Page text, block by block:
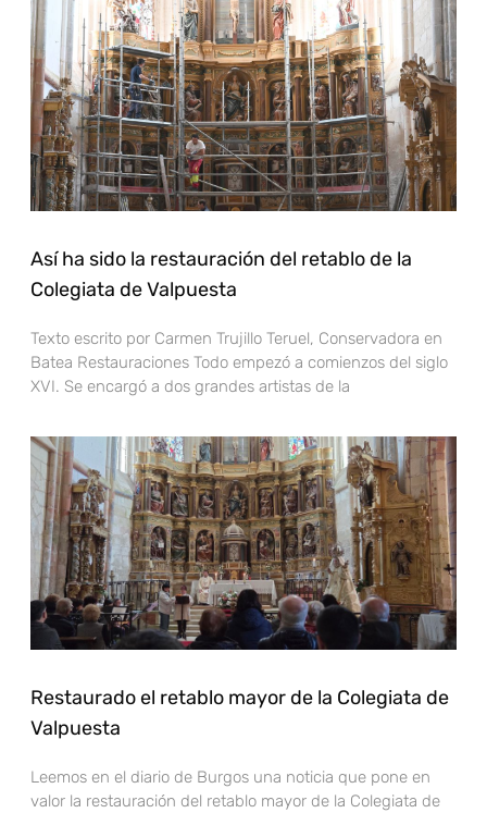
Así ha sido la restauración del retablo de la
Colegiata de Valpuesta
Texto escrito por Carmen Trujillo Teruel, Conservadora en
Batea Restauraciones Todo empezó a comienzos del siglo
XVI. Se encargó a dos grandes artistas de la
Restaurado el retablo mayor de la Colegiata de
Valpuesta
Leemos en el diario de Burgos una noticia que pone en
valor la restauración del retablo mayor de la Colegiata de